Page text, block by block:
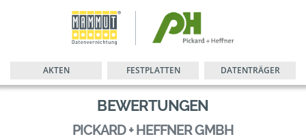
AKTEN FESTPLATTEN DATENTRÄGER
BEWERTUNGEN
PICKARD + HEFFNER GMBH